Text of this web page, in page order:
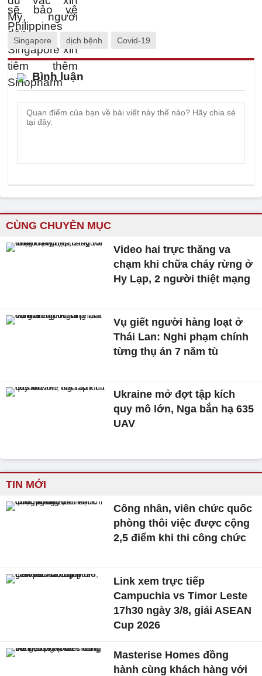
Singapore dịch bệnh Covid-19
Bình luận
CÙNG CHUYÊN MỤC
Video hai trực thăng va
chạm khi chữa cháy rừng ở
Hy Lạp, 2 người thiệt mạng
Vụ giết người hàng loạt ở
Thái Lan: Nghi phạm chính
từng thụ án 7 năm tù
Ukraine mở đợt tập kích
quy mô lớn, Nga bắn hạ 635
UAV
TIN MỚI
Công nhân, viên chức quốc
phòng thôi việc được cộng
2,5 điểm khi thi công chức
Link xem trực tiếp
Campuchia vs Timor Leste
17h30 ngày 3/8, giải ASEAN
Cup 2026
Masterise Homes đồng
hành cùng khách hàng với